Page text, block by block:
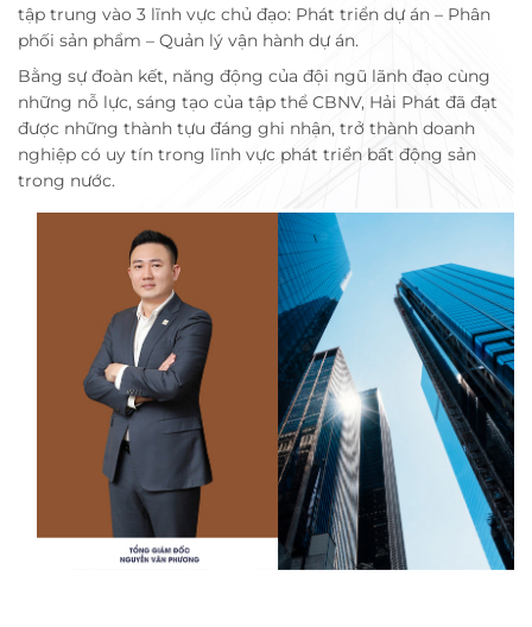
tập trung vào 3 lĩnh vực chủ đạo: Phát triển dự án – Phân
phối sản phẩm – Quản lý vận hành dự án.
Bằng sự đoàn kết, năng động của đội ngũ lãnh đạo cùng
những nỗ lực, sáng tạo của tập thể CBNV, Hải Phát đã đạt
được những thành tựu đáng ghi nhận, trở thành doanh
nghiệp có uy tín trong lĩnh vực phát triển bất động sản
trong nước.